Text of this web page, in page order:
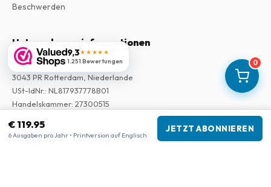
0
€ 119.95
6 Ausgaben pro Jahr • Printversion auf Englisch
JETZT ABONNIEREN
9,3★★★★★
1.251 Bewertungen
Beschwerden
Unternehmensinformationen
Firma :Maja Magazines
3043 PR Rotterdam, Niederlande
USt-IdNr.: NL817937778B01
Handelskammer: 27300515
Unsere Shops